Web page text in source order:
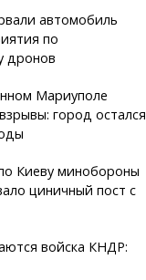
автомобиль
по
дронов
Мариуполе
город остался
Киеву минобороны
циничный пост с
войска КНДР: